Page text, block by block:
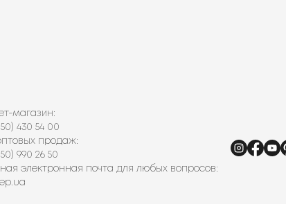
магазин:
430 54 00
продаж:
990 26 50
электронная почта для любых вопросов: